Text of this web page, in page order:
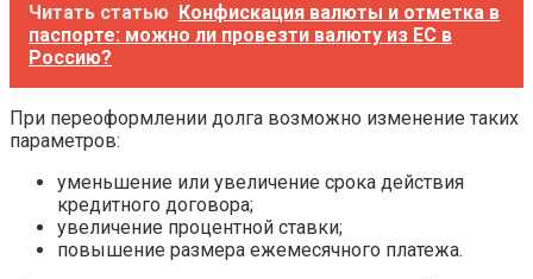
Читать статью Конфискация валюты и отметка в
паспорте: можно ли провезти валюту из ЕС в
Россию?
При переоформлении долга возможно изменение таких
параметров:
уменьшение или увеличение срока действия
кредитного договора;
увеличение процентной ставки;
повышение размера ежемесячного платежа.